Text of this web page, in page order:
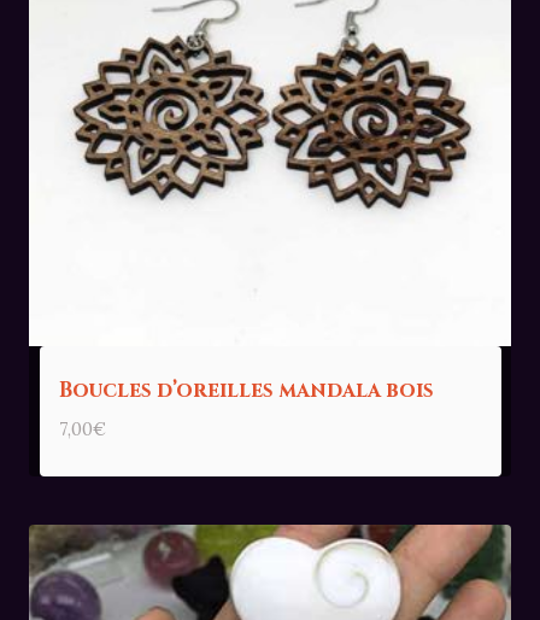
Boucles d’oreilles mandala bois
7,00€